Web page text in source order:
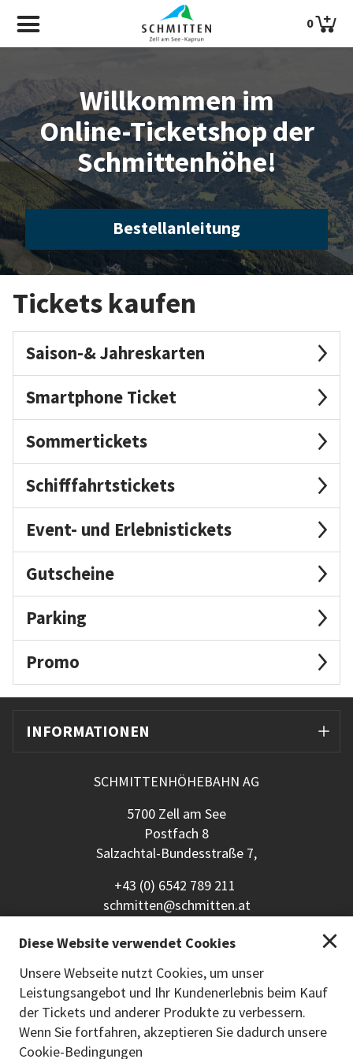
0
Willkommen im
Online-Ticketshop der
Schmittenhöhe!
Bestellanleitung
Tickets kaufen
Saison-& Jahreskarten
Smartphone Ticket
Sommertickets
Schifffahrtstickets
Event- und Erlebnistickets
Gutscheine
Parking
Promo
INFORMATIONEN
SCHMITTENHÖHEBAHN AG
5700 Zell am See
Postfach 8
Salzachtal-Bundesstraße 7,
+43 (0) 6542 789 211
schmitten@schmitten.at
ZAHLUNGSMETHODEN
Diese Website verwendet Cookies
Unsere Webseite nutzt Cookies, um unser
Leistungsangebot und Ihr Kundenerlebnis beim Kauf
der Tickets und anderer Produkte zu verbessern.
Wenn Sie fortfahren, akzeptieren Sie dadurch unsere
Cookie-Bedingungen